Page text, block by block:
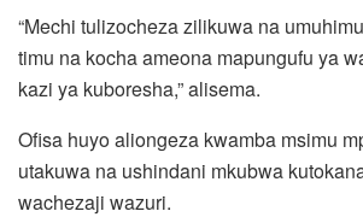
“Mechi tulizocheza zilikuwa na
timu na kocha ameona mapungufu ya
kazi ya kuboresha,” alisema.
Ofisa huyo aliongeza kwamba msimu
utakuwa na ushindani mkubwa
wachezaji wazuri.